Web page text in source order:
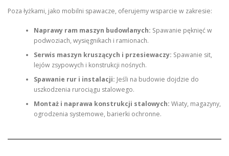
Poza łyżkami, jako mobilni spawacze, oferujemy wsparcie w zakresie:
Naprawy ram maszyn budowlanych: Spawanie pęknięć w
podwoziach, wysięgnikach i ramionach.
Serwis maszyn kruszących i przesiewaczy: Spawanie sit,
lejów zsypowych i konstrukcji nośnych.
Spawanie rur i instalacji: Jeśli na budowie dojdzie do
uszkodzenia rurociągu stalowego.
Montaż i naprawa konstrukcji stalowych: Wiaty, magazyny,
ogrodzenia systemowe, barierki ochronne.